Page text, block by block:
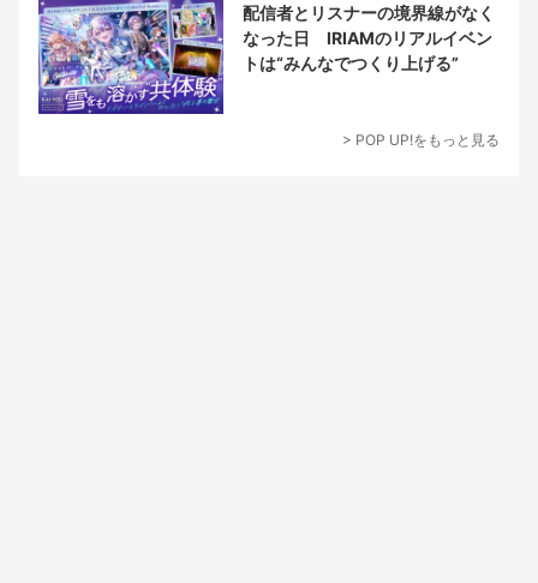
配信者とリスナーの境界線がなく
なった日 IRIAMのリアルイベン
トは“みんなでつくり上げる”
> POP UP!をもっと見る